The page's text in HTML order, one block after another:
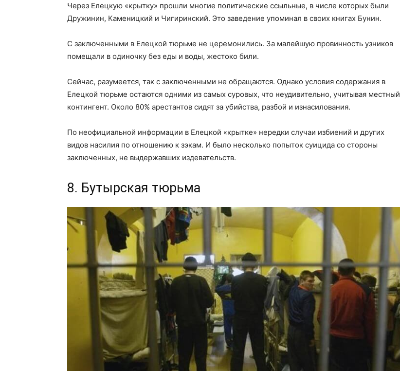
Через Елецкую «крытку» прошли многие политические ссыльные, в числе которых были
Дружинин, Каменицкий и Чигиринский. Это заведение упоминал в своих книгах Бунин.
С заключенными в Елецкой тюрьме не церемонились. За малейшую провинность узников
помещали в одиночку без еды и воды, жестоко били.
Сейчас, разумеется, так с заключенными не обращаются. Однако условия содержания в
Елецкой тюрьме остаются одними из самых суровых, что неудивительно, учитывая местный
контингент. Около 80% арестантов сидят за убийства, разбой и изнасилования.
По неофициальной информации в Елецкой «крытке» нередки случаи избиений и других
видов насилия по отношению к зэкам. И было несколько попыток суицида со стороны
заключенных, не выдержавших издевательств.
8. Бутырская тюрьма